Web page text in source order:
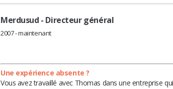
Merdusud - Directeur général
2007 - maintenant
Une expérience absente ?
Vous avez travaillé avec Thomas dans une entreprise